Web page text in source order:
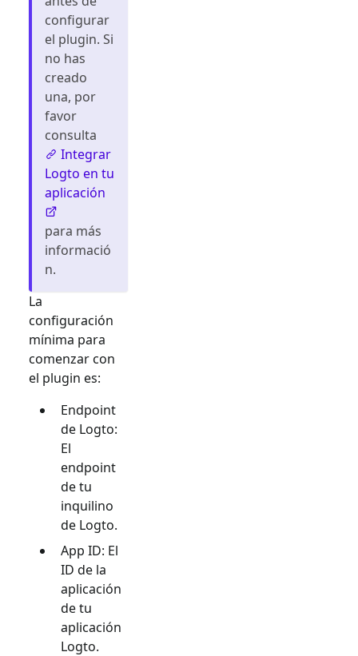
configurar
el plugin. Si
no has
creado
una, por
favor
consulta
Integrar
Logto en tu
aplicación
para más
informació
n.
La
configuración
mínima para
comenzar con
el plugin es:
Endpoint
de Logto:
El
endpoint
de tu
inquilino
de Logto.
App ID: El
ID de la
aplicación
de tu
aplicación
Logto.